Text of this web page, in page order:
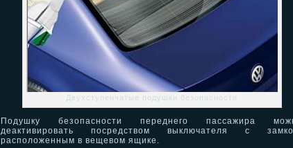
Двухступенчатые подушки безопасности
Подушку безопасности переднего пассажира
деактивировать посредством выключателя с
расположенным в вещевом ящике.